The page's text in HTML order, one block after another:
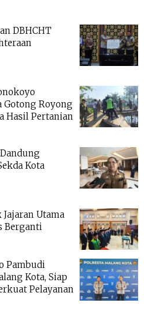
DBHCHT
Gotong Royong
Hasil Pertanian
Kota
Utama
Berganti
Pambudi
Kota, Siap
Pelayanan